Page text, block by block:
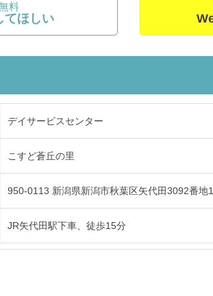
料
てほしい
デイサービスセンター
こすど蒼丘の里
950-0113 新潟県新潟市秋葉区矢代田3092番地
JR矢代田駅下車、徒歩15分